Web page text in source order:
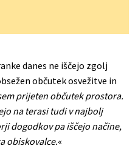
danes ne iščejo zgolj
občutek osvežitve in
prijeten občutek prostora.
na terasi tudi v najbolj
dogodkov pa iščejo načine,
obiskovalce.«